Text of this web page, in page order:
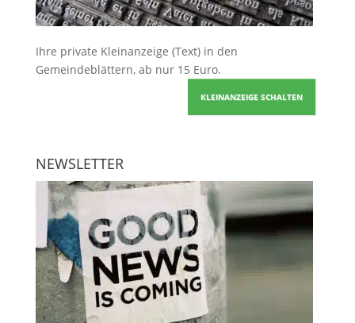
Ihre private Kleinanzeige (Text) in den
Gemeindeblättern, ab nur 15 Euro.
KLEINANZEIGE SCHALTEN
NEWSLETTER